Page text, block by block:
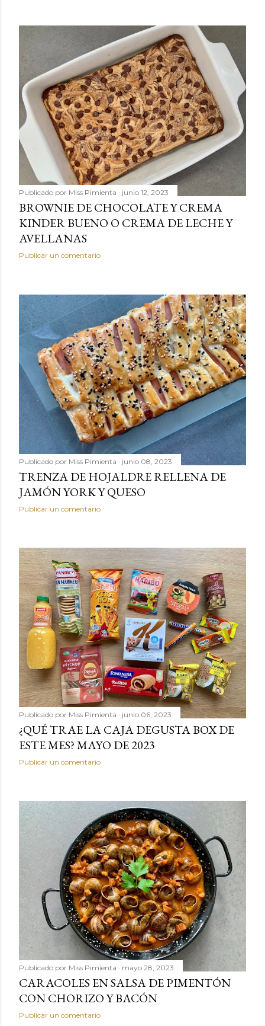
Publicado por Miss Pimienta junio 12, 2023
BROWNIE DE CHOCOLATE Y CREMA
KINDER BUENO O CREMA DE LECHE Y
AVELLANAS
Publicar un comentario
Publicado por Miss Pimienta junio 08, 2023
TRENZA DE HOJALDRE RELLENA DE
JAMÓN YORK Y QUESO
Publicar un comentario
Publicado por Miss Pimienta junio 06, 2023
¿QUÉ TRAE LA CAJA DEGUSTA BOX DE
ESTE MES? MAYO DE 2023
Publicar un comentario
Publicado por Miss Pimienta mayo 28, 2023
CARACOLES EN SALSA DE PIMENTÓN
CON CHORIZO Y BACÓN
Publicar un comentario